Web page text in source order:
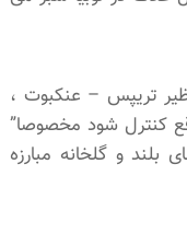
تریپس – عنکبوت ،
کنترل شود مخصوصا”
بلند و گلخانه مبارزه